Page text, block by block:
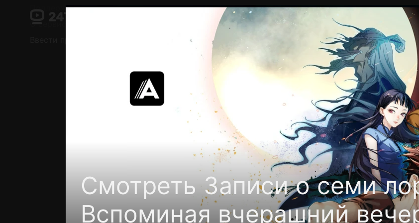
Смотреть Записи о семи
Вспоминая вчерашний
Поддержка:support@24h.tv
Политика конфиденциальности Для партнёров
Бесплатные каналы Контакты